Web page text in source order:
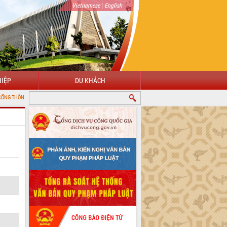
Vietnamese| English
DU KHÁCH
ĐIỆN TỬ TỈNH ĐẮK LẮK